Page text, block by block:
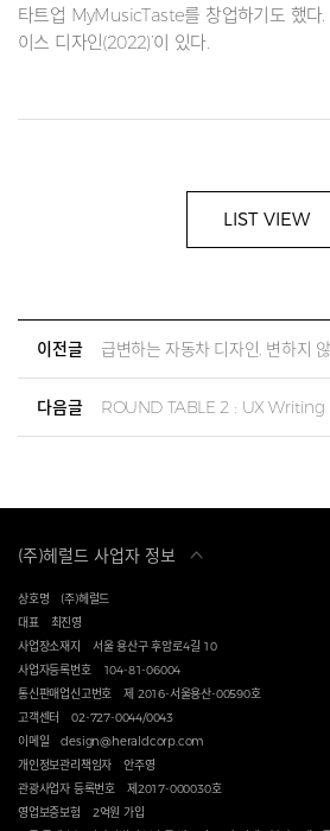
타트업 MyMusicTaste를 창업하기도 했다.
이스 디자인(2022)’이 있다.
LIST VIEW
이전글 급변하는 자동차 디자인, 변하지
다음글 ROUND TABLE 2 : UX Writing
(주)헤럴드 사업자 정보
상호명
(주)헤럴드
대표
최진영
사업장소재지
서울 용산구 후암로4길 10
사업자등록번호
104-81-06004
통신판매업신고번호
제 2016-서울용산-00590호
고객센터
02-727-0044/0043
이메일
design@heraldcorp.com
개인정보관리책임자
안주영
관광사업자 등록번호
제2017-000030호
영업보증보험
2억원 가입